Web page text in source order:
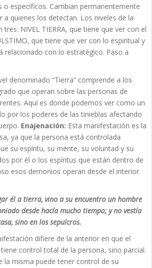
específicos. Cambian permanentemente
a quienes los detectan. Los niveles de la
tres: NIVEL TIERRA, que tiene que ver con el
que tiene que ver con lo espiritual y
relacionado con lo estratégico. Paso a
denominado “Tierra” comprende a los
que operan sobre las personas de
Aquí es donde podemos ver como un
por los poderes de las tinieblas afectando
Enajenación: Esta manifestación es la
ya que la persona está controlada
su espíritu, su mente, su voluntad y su
por él o los espíritus que están dentro de
esos demonios operan desde el interior
él a tierra, vino a su encuentro un hombre
desde hacía mucho tiempo; y no vestía
sino en los sepulcros.
difiere de la anterior en que el
control total de la persona, sino parcial.
la misma puede tener control de su